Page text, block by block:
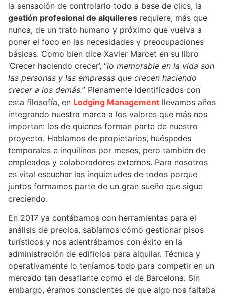
la sensación de controlarlo todo a base de clics, la
gestión profesional de alquileres requiere, más que
nunca, de un trato humano y próximo que vuelva a
poner el foco en las necesidades y preocupaciones
básicas. Como bien dice Xavier Marcet en su libro
‘Crecer haciendo crecer’, “lo memorable en la vida son
las personas y las empresas que crecen haciendo
crecer a los demás.” Plenamente identificados con
esta filosofía, en Lodging Management llevamos años
integrando nuestra marca a los valores que más nos
importan: los de quienes forman parte de nuestro
proyecto. Hablamos de propietarios, huéspedes
temporales e inquilinos por meses, pero también de
empleados y colaboradores externos. Para nosotros
es vital escuchar las inquietudes de todos porque
juntos formamos parte de un gran sueño que sigue
creciendo.
En 2017 ya contábamos con herramientas para el
análisis de precios, sabíamos cómo gestionar pisos
turísticos y nos adentrábamos con éxito en la
administración de edificios para alquilar. Técnica y
operativamente lo teníamos todo para competir en un
mercado tan desafiante como el de Barcelona. Sin
embargo, éramos conscientes de que algo nos faltaba